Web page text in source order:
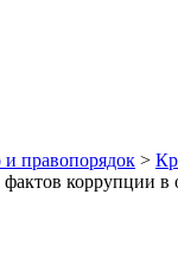
правопорядок >
коррупции в